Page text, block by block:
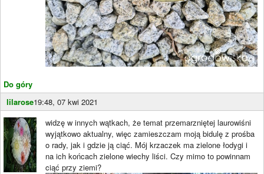
Do góry
lilarose19:48, 07 kwi 2021
widzę w innych wątkach, że temat przemarzniętej laurowiśni
wyjątkowo aktualny, więc zamieszczam moją bidulę z prośba
o rady, jak i gdzie ją ciąć. Mój krzaczek ma zielone łodygi i
na ich końcach zielone wiechy liści. Czy mimo to powinnam
ciąć przy ziemi?